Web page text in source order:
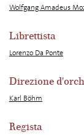
Wolfgang Amadeus
Librettista
Lorenzo Da Ponte
Direzione
Karl Böhm
Regista